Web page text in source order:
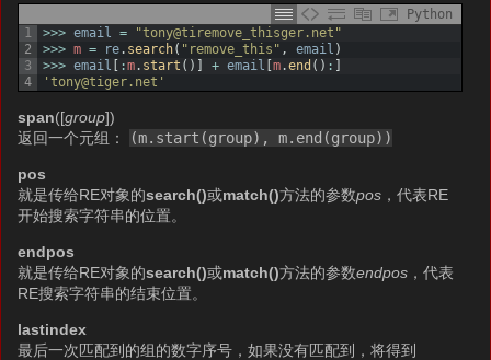
Python
1
2
3
4
>>> email =
"tony@tiremove_thisger.net"
>>> m = re. search( "remove_this" , email )
>>> email [ :m. start ( ) ] + email [m.end ( ) : ]
'tony@tiger.net'
span([group])
返回一个元组：
(m.start(group), m.end(group))
pos
就是传给RE对象的search()或match()方法的参数pos ，代表RE
开始搜索字符串的位置。
endpos
就是传给RE对象的search()或match()方法的参数endpos ，代表
RE搜索字符串的结束位置。
lastindex
最后一次匹配到的组的数字序号，如果没有匹配到，将得到